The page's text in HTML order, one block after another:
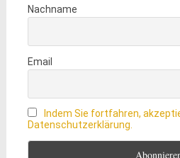
Nachname
Email
Indem Sie fortfahren,
Datenschutzerklärung.